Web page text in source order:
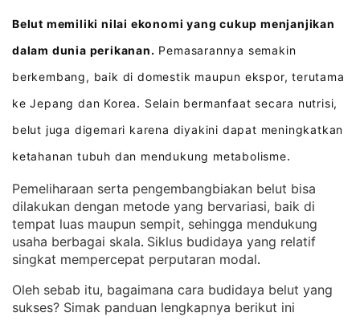
Belut memiliki nilai ekonomi yang cukup menjanjikan
dalam dunia perikanan. Pemasarannya semakin
berkembang, baik di domestik maupun ekspor, terutama
ke Jepang dan Korea. Selain bermanfaat secara nutrisi,
belut juga digemari karena diyakini dapat meningkatkan
ketahanan tubuh dan mendukung metabolisme.
Pemeliharaan serta pengembangbiakan belut bisa
dilakukan dengan metode yang bervariasi, baik di
tempat luas maupun sempit, sehingga mendukung
usaha berbagai skala. Siklus budidaya yang relatif
singkat mempercepat perputaran modal.
Oleh sebab itu, bagaimana cara budidaya belut yang
sukses? Simak panduan lengkapnya berikut ini